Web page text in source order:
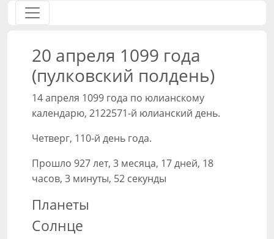
20 апреля 1099 года
(пулковский полдень)
14 апреля 1099 года по юлианскому
календарю, 2122571-й юлианский день.
Четверг, 110-й день года.
Прошло 927 лет, 3 месяца, 17 дней, 18
часов, 3 минуты, 52 секунды
Планеты
Солнце